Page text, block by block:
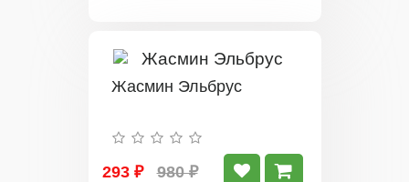
Жасмин Эльбрус
293 ₽ 980 ₽